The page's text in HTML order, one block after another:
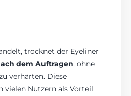
trocknet der Eyeliner
dem Auftragen, ohne
verhärten. Diese
vielen Nutzern als Vorteil